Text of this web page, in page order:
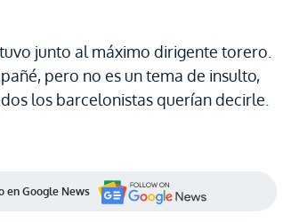
junto al máximo dirigente torero.
pero no es un tema de insulto,
los barcelonistas querían decirle.
en Google News